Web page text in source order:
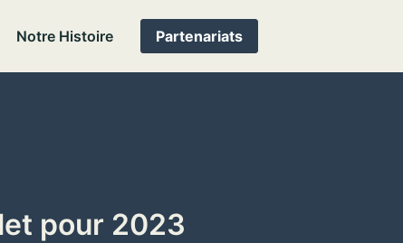
Notre Histoire Partenariats
pour 2023